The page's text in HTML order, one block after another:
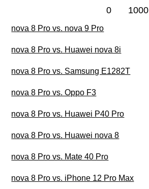
0 1000
nova 8 Pro vs. nova 9 Pro
nova 8 Pro vs. Huawei nova 8i
nova 8 Pro vs. Samsung E1282T
nova 8 Pro vs. Oppo F3
nova 8 Pro vs. Huawei P40 Pro
nova 8 Pro vs. Huawei nova 8
nova 8 Pro vs. Mate 40 Pro
nova 8 Pro vs. iPhone 12 Pro Max